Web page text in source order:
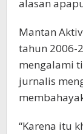
alasan
Mantan
tahun 2006-
mengalami
jurnalis
“Karena itu